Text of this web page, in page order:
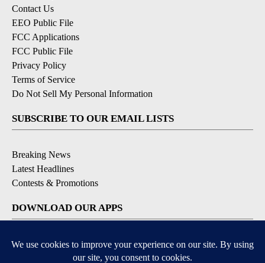
Contact Us
EEO Public File
FCC Applications
FCC Public File
Privacy Policy
Terms of Service
Do Not Sell My Personal Information
SUBSCRIBE TO OUR EMAIL LISTS
Breaking News
Latest Headlines
Contests & Promotions
DOWNLOAD OUR APPS
Available for iOS and Android